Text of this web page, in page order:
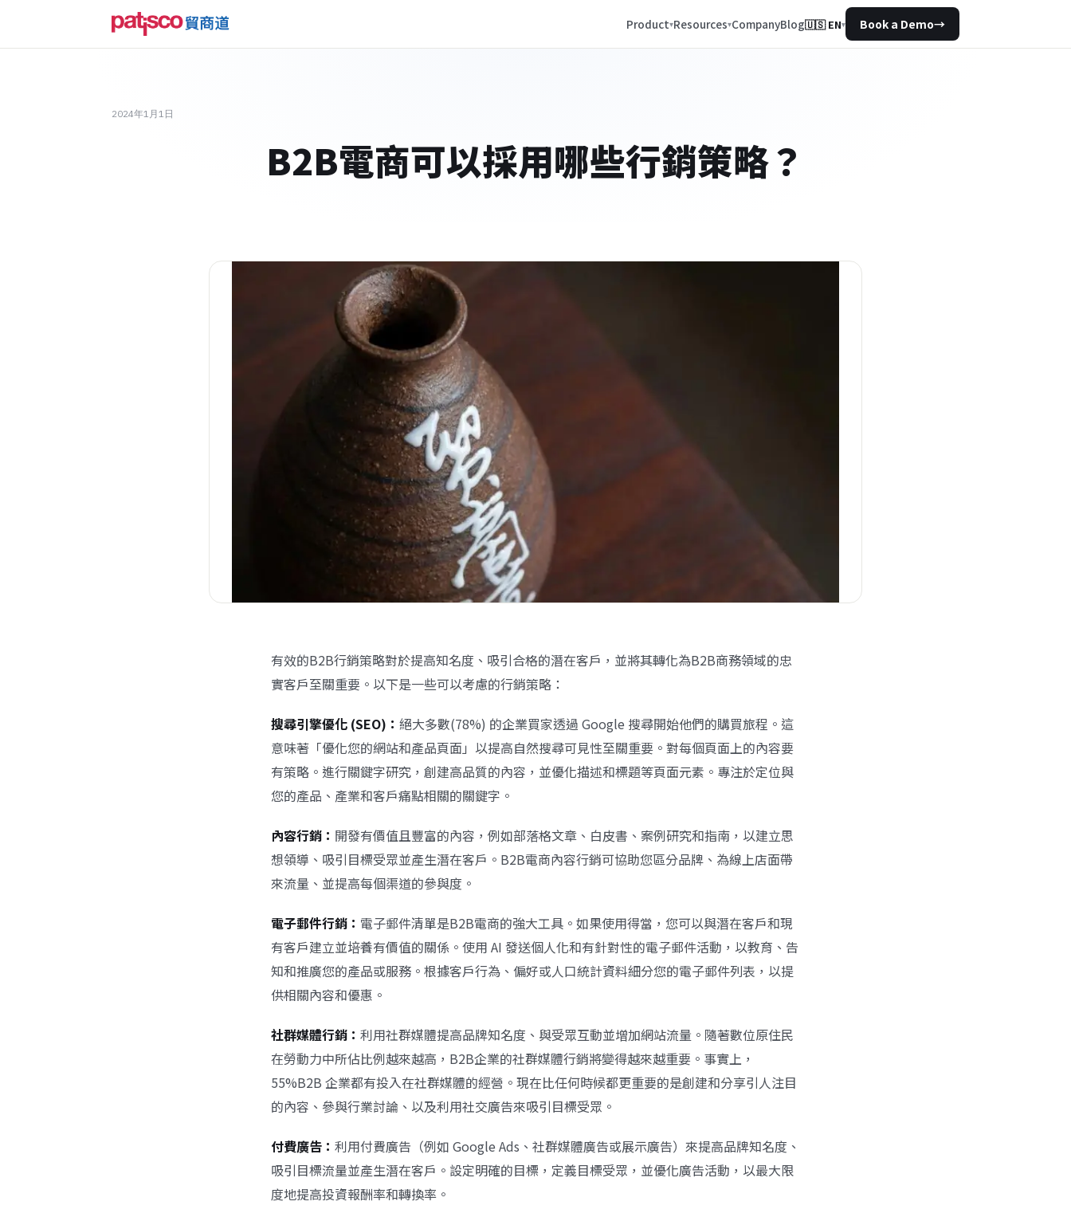
Product Resources CompanyBlog🇺🇸 EN▾ Book a Demo→
2024年1月1日
B2B電商可以採用哪些行銷策略？
有效的B2B行銷策略對於提高知名度、吸引合格的潛在客戶，並將其轉化為B2B商務領域的忠
實客戶至關重要。以下是一些可以考慮的行銷策略：
搜尋引擎優化 (SEO)： 絕大多數(78%) 的企業買家透過 Google 搜尋開始他們的購買旅程。這
意味著「優化您的網站和產品頁面」以提高自然搜尋可見性至關重要。對每個頁面上的內容要
有策略。進行關鍵字研究，創建高品質的內容，並優化描述和標題等頁面元素。專注於定位與
您的產品、產業和客戶痛點相關的關鍵字。
內容行銷： 開發有價值且豐富的內容，例如部落格文章、白皮書、案例研究和指南，以建立思
想領導、吸引目標受眾並產生潛在客戶。B2B電商內容行銷可協助您區分品牌、為線上店面帶
來流量、並提高每個渠道的參與度。
電子郵件行銷： 電子郵件清單是B2B電商的強大工具。如果使用得當，您可以與潛在客戶和現
有客戶建立並培養有價值的關係。使用 AI 發送個人化和有針對性的電子郵件活動，以教育、告
知和推廣您的產品或服務。根據客戶行為、偏好或人口統計資料細分您的電子郵件列表，以提
供相關內容和優惠。
社群媒體行銷： 利用社群媒體提高品牌知名度、與受眾互動並增加網站流量。隨著數位原住民
在勞動力中所佔比例越來越高，B2B企業的社群媒體行銷將變得越來越重要。事實上，
55%B2B 企業都有投入在社群媒體的經營。現在比任何時候都更重要的是創建和分享引人注目
的內容、參與行業討論、以及利用社交廣告來吸引目標受眾。
付費廣告： 利用付費廣告（例如 Google Ads、社群媒體廣告或展示廣告）來提高品牌知名度、
吸引目標流量並產生潛在客戶。設定明確的目標，定義目標受眾，並優化廣告活動，以最大限
度地提高投資報酬率和轉換率。